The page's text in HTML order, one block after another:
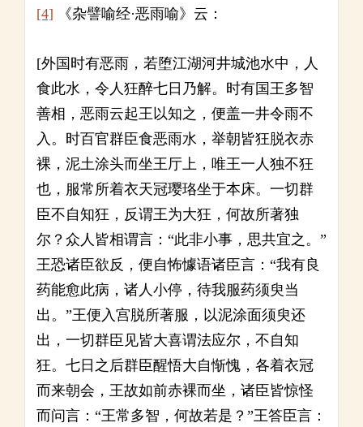
[4] 《杂譬喻经·恶雨喻》云：
[外国时有恶雨，若堕江湖河井城池水中，人
食此水，令人狂醉七日乃解。时有国王多智
善相，恶雨云起王以知之，便盖一井令雨不
入。时百官群臣食恶雨水，举朝皆狂脱衣赤
裸，泥土涂头而坐王厅上，唯王一人独不狂
也，服常所着衣天冠璎珞坐于本床。一切群
臣不自知狂，反谓王为大狂，何故所著独
尔？众人皆相谓言：“此非小事，思共宜之。”
王恐诸臣欲反，便自怖懅语诸臣言：“我有良
药能愈此病，诸人小停，待我服药须臾当
出。”王便入宫脱所著服，以泥涂面须臾还
出，一切群臣见皆大喜谓法应尔，不自知
狂。七日之后群臣醒悟大自惭愧，各着衣冠
而来朝会，王故如前赤裸而坐，诸臣皆惊怪
而问言：“王常多智，何故若是？”王答臣言：